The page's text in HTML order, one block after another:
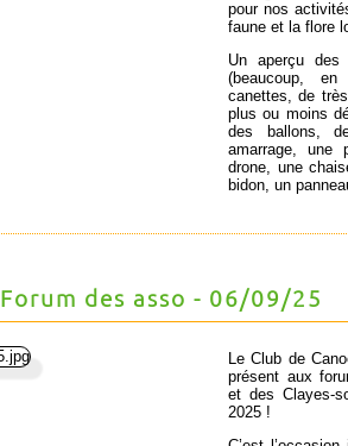
pour nos
faune et la flore
Un aperçu
(beaucoup,
canettes, de
plus ou moins
des ballons,
amarrage, une
drone, une
bidon, un
Forum des asso - 06/09/25
Le Club de
présent aux
et des Clayes-
2025 !